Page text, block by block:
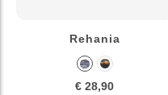
Rehania
€ 28,90